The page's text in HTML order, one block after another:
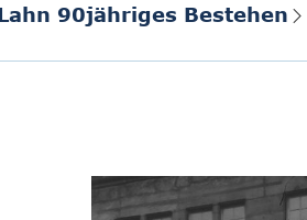
90jähriges Bestehen